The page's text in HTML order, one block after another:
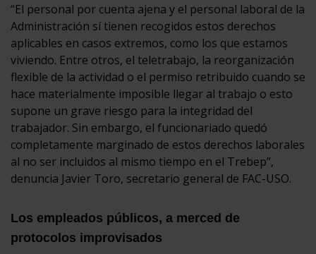
“El personal por cuenta ajena y el personal laboral de la
Administración sí tienen recogidos estos derechos
aplicables en casos extremos, como los que estamos
viviendo. Entre otros, el teletrabajo, la reorganización
flexible de la actividad o el permiso retribuido cuando se
hace materialmente imposible llegar al trabajo o esto
supone un grave riesgo para la integridad del
trabajador. Sin embargo, el funcionariado quedó
completamente marginado de estos derechos laborales
al no ser incluidos al mismo tiempo en el Trebep”,
denuncia Javier Toro, secretario general de FAC-USO.
Los empleados públicos, a merced de
protocolos improvisados